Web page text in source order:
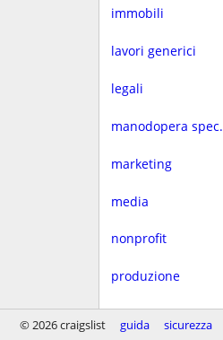
immobili
lavori generici
legali
manodopera spec.
marketing
media
nonprofit
produzione
progettaz.
© 2026 craigslist guida sicurezza